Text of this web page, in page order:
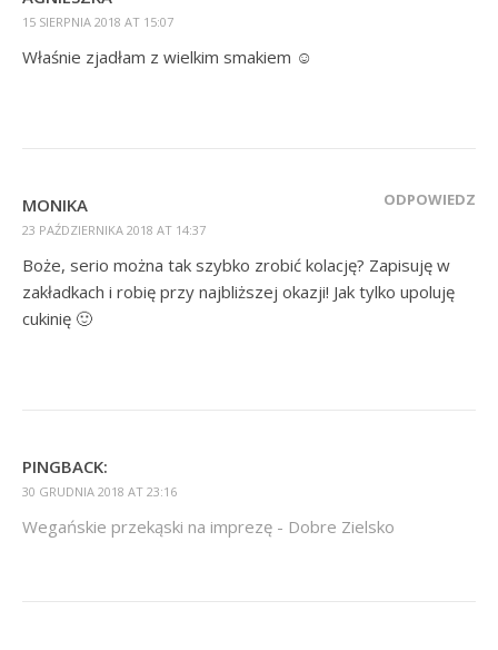
15 SIERPNIA 2018 AT 15:07
Właśnie zjadłam z wielkim smakiem ☺
MONIKA
23 PAŹDZIERNIKA 2018 AT 14:37
ODPOWIEDZ
Boże, serio można tak szybko zrobić kolację? Zapisuję w
zakładkach i robię przy najbliższej okazji! Jak tylko upoluję
cukinię 🙂
PINGBACK:
30 GRUDNIA 2018 AT 23:16
Wegańskie przekąski na imprezę - Dobre Zielsko